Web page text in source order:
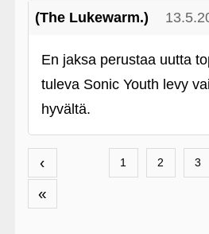
(The Lukewarm.)
En jaksa perustaa uutta
tuleva Sonic Youth levy
hyvältä.
‹
«
1 2 3